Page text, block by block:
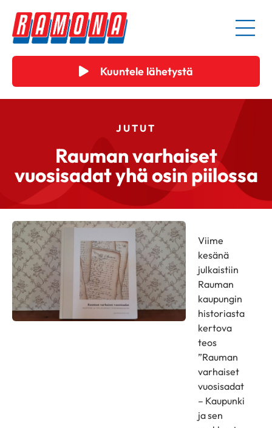
Kuuntele lähetystä
JUTUT
Rauman varhaiset
vuosisadat yhä osin piilossa
Viime
kesänä
julkaistiin
Rauman
kaupungin
historiasta
kertova
teos
”Rauman
varhaiset
vuosisadat
– Kaupunki
ja sen